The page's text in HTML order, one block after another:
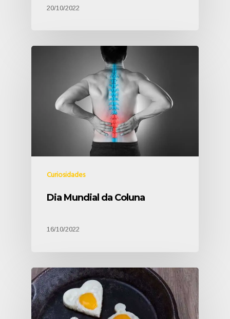
20/10/2022
Curiosidades
Dia Mundial da Coluna
16/10/2022